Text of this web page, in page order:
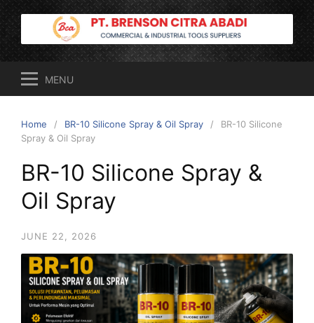
Skip
to
content
MENU
Home BR-10 Silicone Spray & Oil Spray
BR-10 Silicone
Spray & Oil Spray
BR-10 Silicone Spray &
Oil Spray
JUNE 22, 2026